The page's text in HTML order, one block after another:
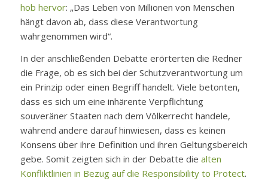
hob hervor: „Das Leben von Millionen von Menschen
hängt davon ab, dass diese Verantwortung
wahrgenommen wird“.
In der anschließenden Debatte erörterten die Redner
die Frage, ob es sich bei der Schutzverantwortung um
ein Prinzip oder einen Begriff handelt. Viele betonten,
dass es sich um eine inhärente Verpflichtung
souveräner Staaten nach dem Völkerrecht handele,
während andere darauf hinwiesen, dass es keinen
Konsens über ihre Definition und ihren Geltungsbereich
gebe. Somit zeigten sich in der Debatte die alten
Konfliktlinien in Bezug auf die Responsibility to Protect.